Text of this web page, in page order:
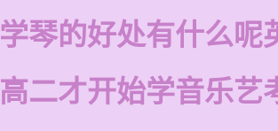
学琴的好处有什么呢
高二才开始学音乐艺